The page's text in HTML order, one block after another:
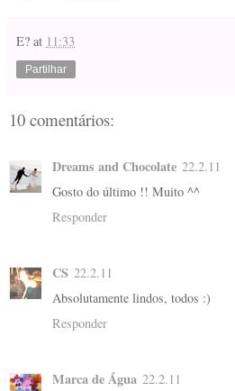
E? at 11:33
Partilhar
10 comentários:
Dreams and Chocolate 22.2.11
Gosto do último !! Muito ^^
Responder
CS 22.2.11
Absolutamente lindos, todos :)
Responder
Marca de Água 22.2.11